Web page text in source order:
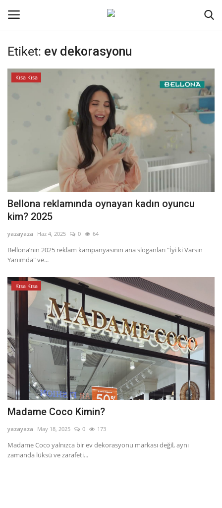
Oturum aç Kayıt ol
Kripto Para
Galeri
Dil
English
Etiket: ev dekorasyonu
Kısa Kısa
Bellona reklamında oynayan kadın oyuncu
kim? 2025
yazayaza Haz 4, 2025 0 64
Bellona’nın 2025 reklam kampanyasının ana sloganları "İyi ki Varsın
Yanımda" ve...
Kısa Kısa
Madame Coco Kimin?
yazayaza May 18, 2025 0 173
Madame Coco yalnızca bir ev dekorasyonu markası değil, aynı
zamanda lüksü ve zarafeti...